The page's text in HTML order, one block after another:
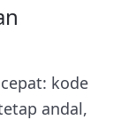
kode
andal,